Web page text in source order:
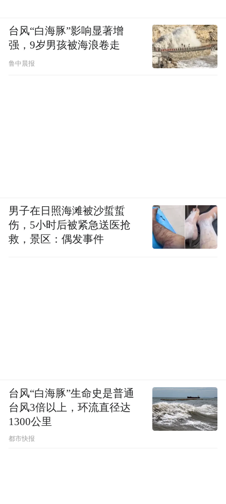
台风“白海豚”影响显著增
强，9岁男孩被海浪卷走
鲁中晨报
男子在日照海滩被沙蜇蜇
伤，5小时后被紧急送医抢
救，景区：偶发事件
台风“白海豚”生命史是普通
台风3倍以上，环流直径达
1300公里
都市快报